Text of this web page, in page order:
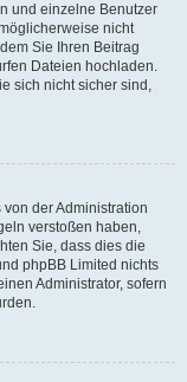
und einzelne Benutzer
nicht
Sie Ihren Beitrag
Dateien hochladen.
sich nicht sicher sind,
der Administration
verstoßen haben,
Sie, dass dies die
phpBB Limited nichts
Administrator, sofern